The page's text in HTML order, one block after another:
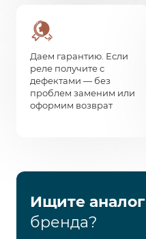
Даем гарантию. Если
реле получите с
дефектами — без
проблем заменим или
оформим возврат
Ищите аналог
бренда?